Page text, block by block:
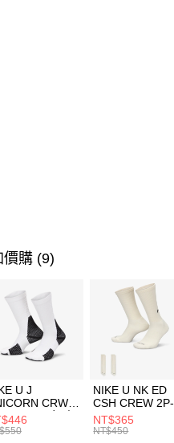
價購 (9)
U J
CRW
-160 男女 中
FZ3393100
NIKE U NK ED
CSH CREW 2P-
144 EMBRDY 男
女 短統襪
NT$365
NT$450